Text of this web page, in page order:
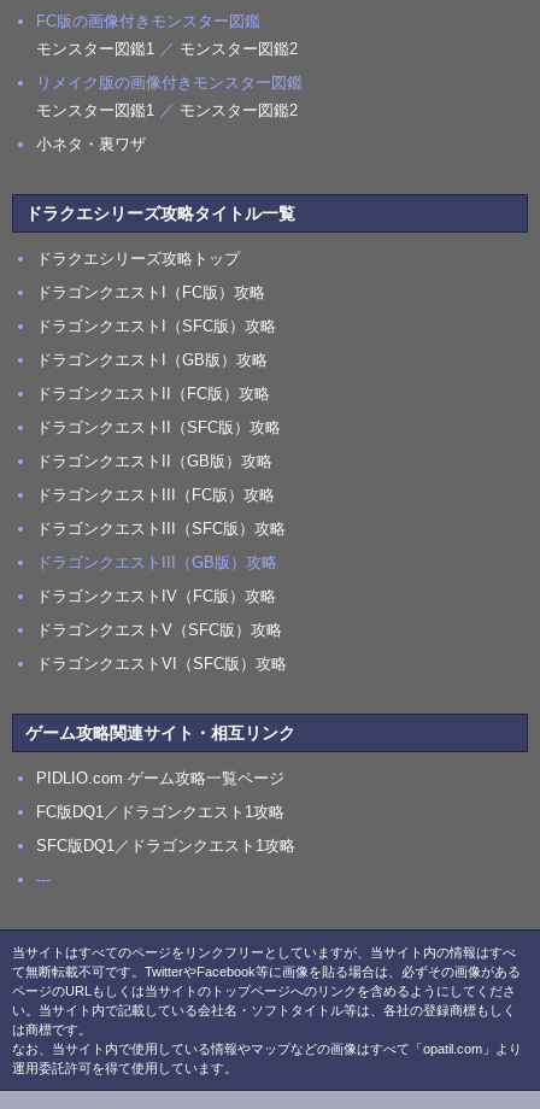
FC版の画像付きモンスター図鑑
モンスター図鑑1 ／ モンスター図鑑2
リメイク版の画像付きモンスター図鑑
モンスター図鑑1 ／ モンスター図鑑2
小ネタ・裏ワザ
ドラクエシリーズ攻略タイトル一覧
ドラクエシリーズ攻略トップ
ドラゴンクエストI（FC版）攻略
ドラゴンクエストI（SFC版）攻略
ドラゴンクエストI（GB版）攻略
ドラゴンクエストII（FC版）攻略
ドラゴンクエストII（SFC版）攻略
ドラゴンクエストII（GB版）攻略
ドラゴンクエストIII（FC版）攻略
ドラゴンクエストIII（SFC版）攻略
ドラゴンクエストIII（GB版）攻略
ドラゴンクエストIV（FC版）攻略
ドラゴンクエストV（SFC版）攻略
ドラゴンクエストVI（SFC版）攻略
ゲーム攻略関連サイト・相互リンク
PIDLIO.com ゲーム攻略一覧ページ
FC版DQ1／ドラゴンクエスト1攻略
SFC版DQ1／ドラゴンクエスト1攻略
---
当サイトはすべてのページをリンクフリーとしていますが、当サイト内の情報はすべ
て無断転載不可です。TwitterやFacebook等に画像を貼る場合は、必ずその画像がある
ページのURLもしくは当サイトのトップページへのリンクを含めるようにしてくださ
い。当サイト内で記載している会社名・ソフトタイトル等は、各社の登録商標もしく
は商標です。
なお、当サイト内で使用している情報やマップなどの画像はすべて「opatil.com」より
運用委託許可を得て使用しています。